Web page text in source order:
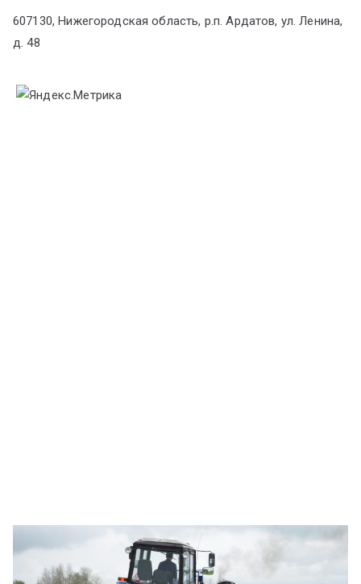
607130, Нижегородская область, р.п. Ардатов, ул. Ленина,
д. 48